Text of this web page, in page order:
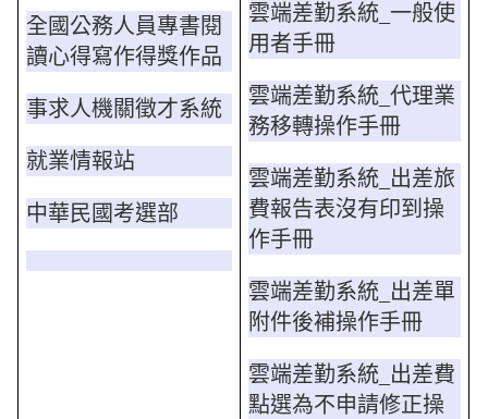
全國公務人員專書閱
讀心得寫作得獎作品
事求人機關徵才系統
就業情報站
中華民國考選部
雲端差勤系統_一般使
用者手冊
雲端差勤系統_代理業
務移轉操作手冊
雲端差勤系統_出差旅
費報告表沒有印到操
作手冊
雲端差勤系統_出差單
附件後補操作手冊
雲端差勤系統_出差費
點選為不申請修正操